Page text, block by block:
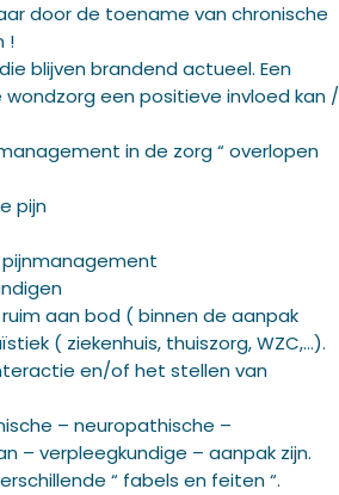
door de toename van chronische
!
blijven brandend actueel. Een
een positieve invloed kan /
in de zorg “ overlopen
pijn
aan bod ( binnen de aanpak
( ziekenhuis, thuiszorg, WZC,…).
en/of het stellen van
– neuropathische –
– verpleegkundige – aanpak zijn.
“ fabels en feiten “.